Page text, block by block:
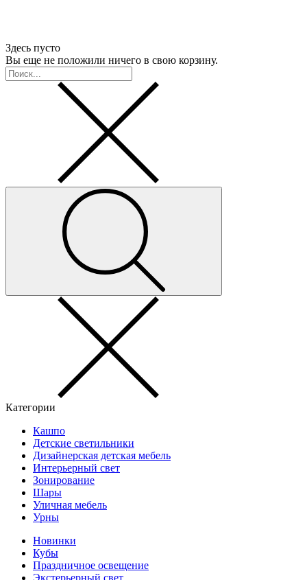
Здесь пусто
Вы еще не положили ничего в свою корзину.
Категории
Кашпо
Детские светильники
Дизайнерская детская мебель
Интерьерный свет
Зонирование
Шары
Уличная мебель
Урны
Новинки
Кубы
Праздничное освещение
Экстерьерный свет